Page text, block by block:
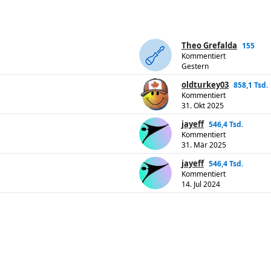
Theo Grefalda 155
Kommentiert
Gestern
oldturkey03 858,1 Tsd.
Kommentiert
31. Okt 2025
jayeff 546,4 Tsd.
Kommentiert
31. Mär 2025
jayeff 546,4 Tsd.
Kommentiert
14. Jul 2024